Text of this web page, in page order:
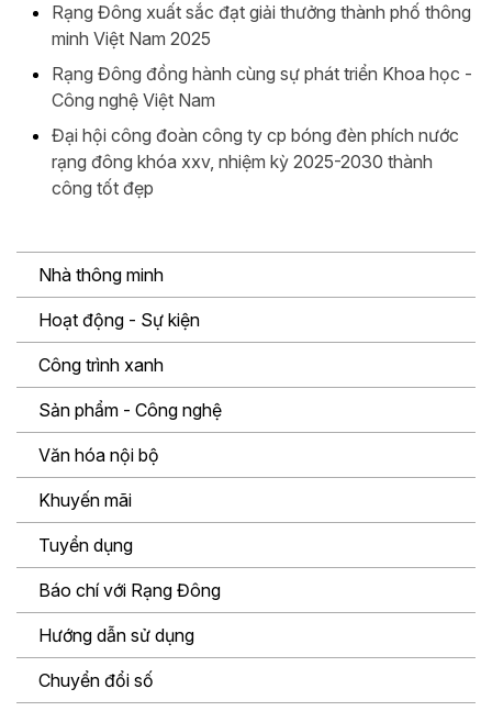
Rạng Đông xuất sắc đạt giải thưởng thành phố thông
minh Việt Nam 2025
Rạng Đông đồng hành cùng sự phát triển Khoa học -
Công nghệ Việt Nam
Đại hội công đoàn công ty cp bóng đèn phích nước
rạng đông khóa xxv, nhiệm kỳ 2025-2030 thành
công tốt đẹp
Nhà thông minh
Hoạt động - Sự kiện
Công trình xanh
Sản phẩm - Công nghệ
Văn hóa nội bộ
Khuyến mãi
Tuyển dụng
Báo chí với Rạng Đông
Hướng dẫn sử dụng
Chuyển đổi số